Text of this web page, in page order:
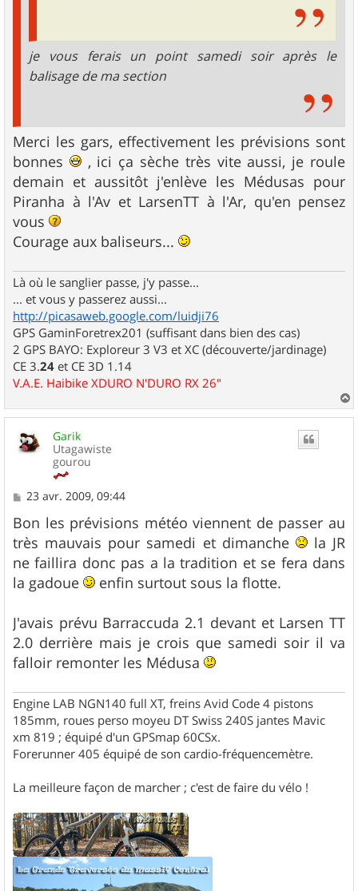
je vous ferais un point samedi soir après le
balisage de ma section
Merci les gars, effectivement les prévisions sont
bonnes
, ici ça sèche très vite aussi, je roule
demain et aussitôt j'enlève les Médusas pour
Piranha à l'Av et LarsenTT à l'Ar, qu'en pensez
vous
Courage aux baliseurs...
Là où le sanglier passe, j'y passe...
... et vous y passerez aussi...
http://picasaweb.google.com/luidji76
GPS GaminForetrex201 (suffisant dans bien des cas)
2 GPS BAYO: Exploreur 3 V3 et XC (découverte/jardinage)
CE 3.24 et CE 3D 1.14
V.A.E. Haibike XDURO N'DURO RX 26"
a
Garik
Utagawiste
gourou
M
s
s
a
g
e
23 avr. 2009, 09:44
Bon les prévisions météo viennent de passer au
très mauvais pour samedi et dimanche
la JR
ne faillira donc pas a la tradition et se fera dans
la gadoue
enfin surtout sous la flotte.
J'avais prévu Barraccuda 2.1 devant et Larsen TT
2.0 derrière mais je crois que samedi soir il va
falloir remonter les Médusa
Engine LAB NGN140 full XT, freins Avid Code 4 pistons
185mm, roues perso moyeu DT Swiss 240S jantes Mavic
xm 819 ; équipé d'un GPSmap 60CSx.
Forerunner 405 équipé de son cardio-fréquencemètre.
La meilleure façon de marcher ; c'est de faire du vélo !